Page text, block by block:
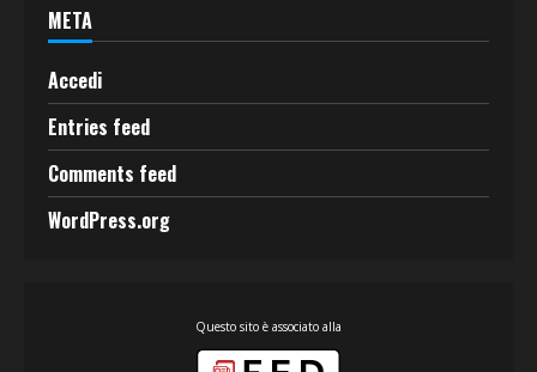
META
Accedi
Entries feed
Comments feed
WordPress.org
Questo sito è associato alla